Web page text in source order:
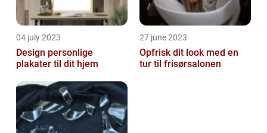
04 july 2023
Design personlige
plakater til dit hjem
27 june 2023
Opfrisk dit look med en
tur til frisørsalonen